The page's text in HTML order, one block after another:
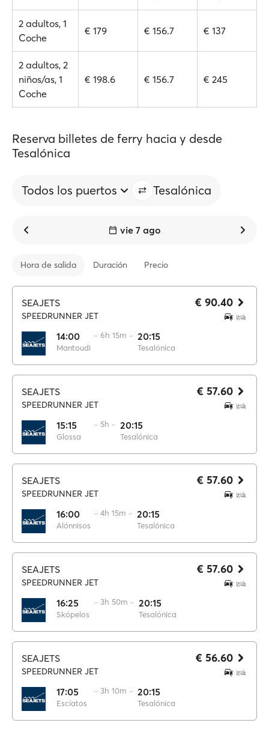
2 adultos, 1
Coche
€ 179 € 156.7 € 137
2 adultos, 2
niños/as, 1
Coche
€ 198.6 € 156.7 € 245
Reserva billetes de ferry hacia y desde
Tesalónica
Todos los puertos Tesalónica
vie 7 ago
Hora de salida Duración Precio
SEAJETS
SPEEDRUNNER JET
14:00
Mantoudi
·· 6h 15m ·· 20:15
Tesalónica
€ 90.40
SEAJETS
SPEEDRUNNER JET
15:15
Glossa
·· 5h ·· 20:15
Tesalónica
€ 57.60
SEAJETS
SPEEDRUNNER JET
16:00
Alónnisos
·· 4h 15m ·· 20:15
Tesalónica
€ 57.60
SEAJETS
SPEEDRUNNER JET
16:25
Skópelos
·· 3h 50m ·· 20:15
Tesalónica
€ 57.60
SEAJETS
SPEEDRUNNER JET
17:05
Escíatos
·· 3h 10m ·· 20:15
Tesalónica
€ 56.60